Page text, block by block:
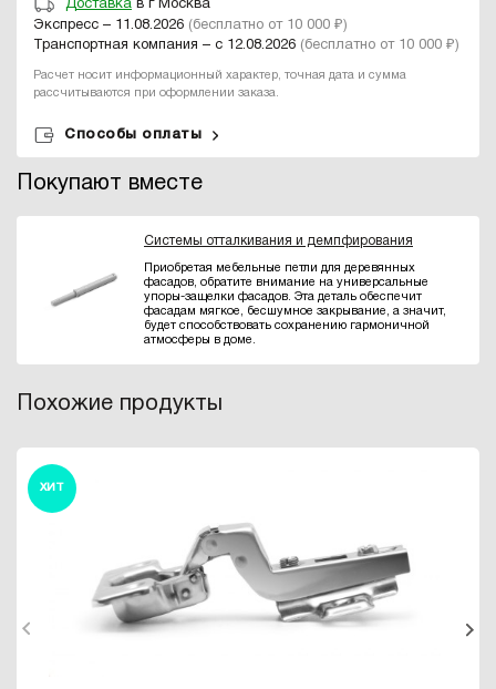
Доставка в г Москва
Экспресс – 11.08.2026 (бесплатно от 10 000 ₽)
Транспортная компания – с 12.08.2026 (бесплатно от 10 000 ₽)
Расчет носит информационный характер, точная дата и сумма
рассчитываются при оформлении заказа.
Способы оплаты
Покупают вместе
Системы отталкивания и демпфирования
Приобретая мебельные петли для деревянных
фасадов, обратите внимание на универсальные
упоры-защелки фасадов. Эта деталь обеспечит
фасадам мягкое, бесшумное закрывание, а значит,
будет способствовать сохранению гармоничной
атмосферы в доме.
Похожие продукты
ХИТ